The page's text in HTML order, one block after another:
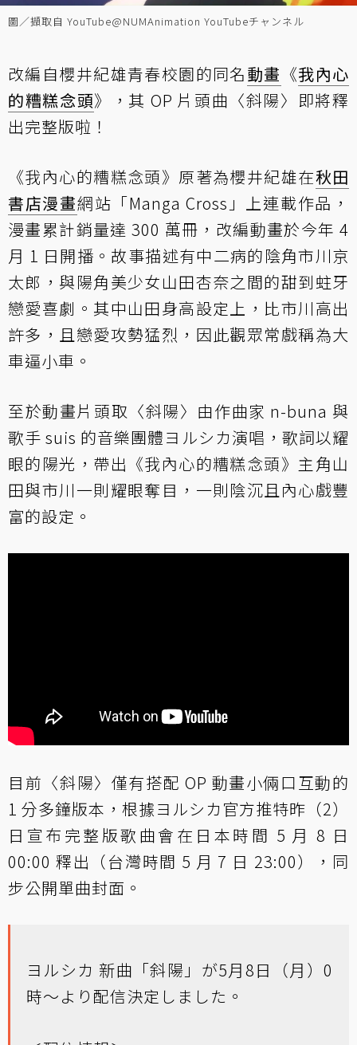
圖／擷取自 YouTube@NUMAnimation YouTubeチャンネル
改編自櫻井紀雄青春校園的同名動畫 《我內心
的糟糕念頭》，其 OP 片頭曲〈斜陽〉即將釋
出完整版啦！
《我內心的糟糕念頭》原著為櫻井紀雄在秋田
書店漫畫網站「Manga Cross」上連載作品，
漫畫累計銷量達 300 萬冊，改編動畫於今年 4
月 1 日開播。故事描述有中二病的陰角市川京
太郎，與陽角美少女山田杏奈之間的甜到蛀牙
戀愛喜劇。其中山田身高設定上，比市川高出
許多，且戀愛攻勢猛烈，因此觀眾常戲稱為大
車逼小車。
至於動畫片頭取〈斜陽〉由作曲家 n-buna 與
歌手 suis 的音樂團體ヨルシカ演唱，歌詞以耀
眼的陽光，帶出《我內心的糟糕念頭》主角山
田與市川一則耀眼奪目，一則陰沉且內心戲豐
富的設定。
目前〈斜陽〉僅有搭配 OP 動畫小倆口互動的
1 分多鐘版本，根據ヨルシカ官方推特昨（2）
日宣布完整版歌曲會在日本時間 5 月 8 日
00:00 釋出（台灣時間 5 月 7 日 23:00），同
步公開單曲封面。
ヨルシカ 新曲「斜陽」が5月8日（月）0
時～より配信決定しました。